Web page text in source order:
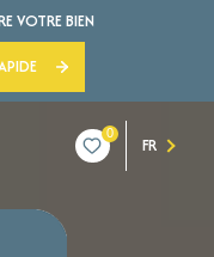
VOTRE BIEN
0
FR